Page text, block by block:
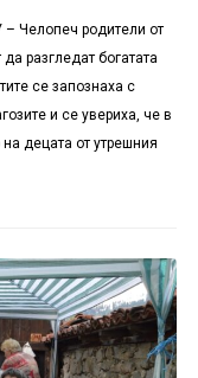
Челопеч родители от
разгледат богатата
се запознаха с
и се увериха, че в
децата от утрешния